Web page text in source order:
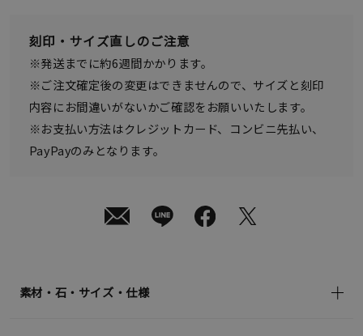
送
¥85,800 (tax
in)
刻印・サイズ直しのご注意
※発送までに約6週間かかります。
※ご注文確定後の変更はできませんので、サイズと刻印
内容にお間違いがないかご確認をお願いいたします。
※お支払い方法はクレジットカード、コンビニ先払い、
PayPayのみとなります。
素材・石・サイズ・仕様